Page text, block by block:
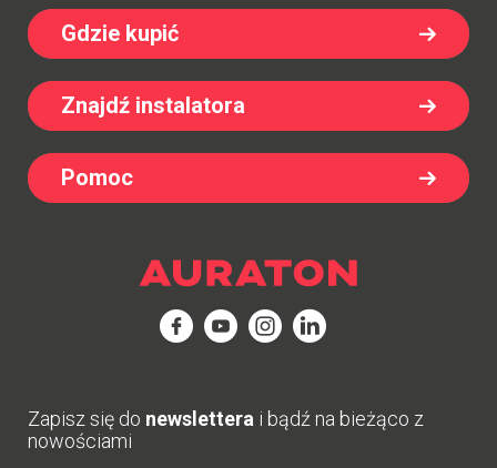
Gdzie kupić
Znajdź instalatora
Pomoc
Zapisz się do newslettera i bądź na bieżąco z
nowościami